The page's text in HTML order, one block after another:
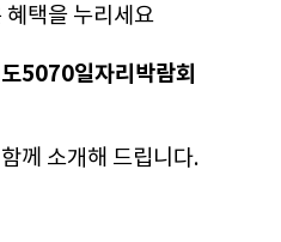
혜택을 누리세요
5070일자리박람회
께 소개해 드립니다.